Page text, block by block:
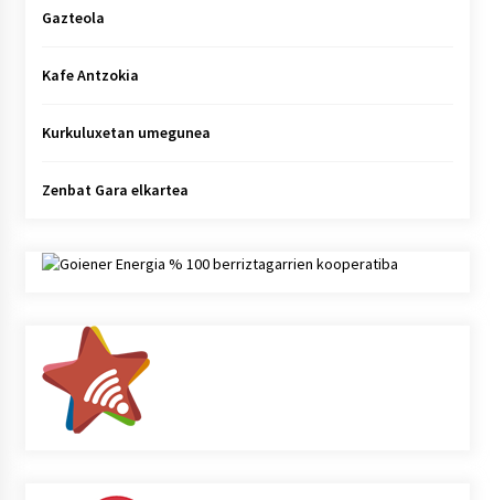
Gazteola
Kafe Antzokia
Kurkuluxetan umegunea
Zenbat Gara elkartea